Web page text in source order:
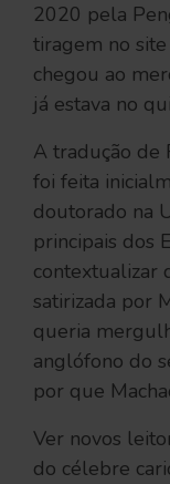
2020 pela
tiragem no
chegou ao
já estava no
A tradução de
foi feita
doutorado na
principais dos
contextualizar
satirizada por
queria
anglófono do
por que
Ver novos
do célebre